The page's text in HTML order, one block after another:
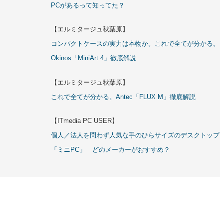
PCがあるって知ってた？
【エルミタージュ秋葉原】
コンパクトケースの実力は本物か。これで全てが分かる。
Okinos「MiniArt 4」徹底解説
【エルミタージュ秋葉原】
これで全てが分かる。Antec「FLUX M」徹底解説
【ITmedia PC USER】
個人／法人を問わず人気な手のひらサイズのデスクトップ
「ミニPC」 どのメーカーがおすすめ？